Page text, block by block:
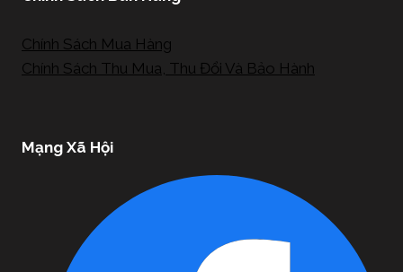
Chính Sách Mua Hàng
Chính Sách Thu Mua, Thu Đổi Và Bảo Hành
Mạng Xã Hội